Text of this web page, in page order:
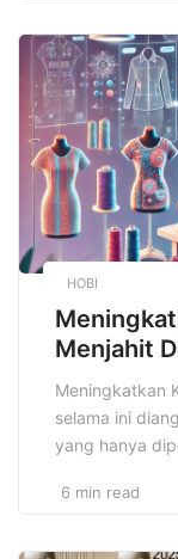
sehingga
orang. Stres,
tidur adalah
masyarakat […]
HOBI
Menjahit
Meningkatkan
selama ini
yang hanya
kemampuan
keahlian untuk
6 min read